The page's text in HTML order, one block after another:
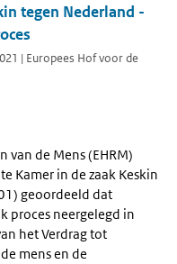
tegen Nederland -
| Europees Hof voor de
van de Mens (EHRM)
Kamer in de zaak Keskin
geoordeeld dat
proces neergelegd in
het Verdrag tot
mens en de